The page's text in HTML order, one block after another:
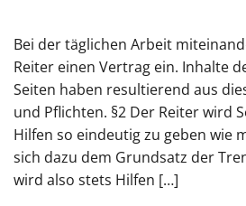
Bei der täglichen Arbeit
Reiter einen Vertrag ein. Inhalte
Seiten haben resultierend aus
und Pflichten. §2 Der Reiter wird
Hilfen so eindeutig zu geben wie
sich dazu dem Grundsatz der
wird also stets Hilfen […]